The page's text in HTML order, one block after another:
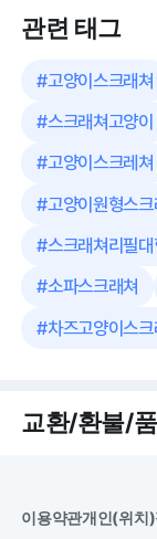
관련 태그
#고양이스크래쳐
#스크래쳐고양이
#고양이스크레쳐
#고양이원형스크
#스크래쳐리필
#소파스크래쳐
#차즈고양이스크
교환/환불/
이용약관개인(위치